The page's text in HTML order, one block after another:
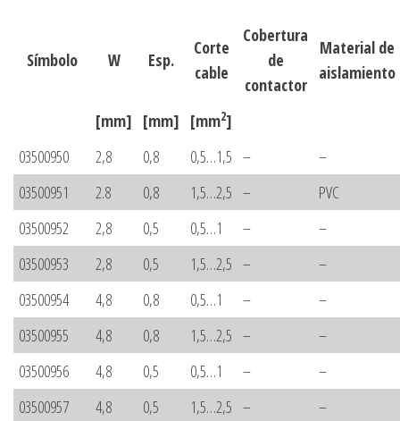
Símbolo W Esp.
Corte
cable
Cobertura
de
contactor
Material de
aislamiento
[mm] [mm] [mm2]
03500950
2,8 0,8 0,5…1,5 –
–
03500951
2.8 0,8 1,5…2,5 –
PVC
03500952
2,8 0,5 0,5…1 –
–
03500953
2,8 0,5 1,5…2,5 –
–
03500954
4,8 0,8 0,5…1 –
–
03500955
4,8 0,8 1,5…2,5 –
–
03500956
4,8 0,5 0,5…1 –
–
03500957
4,8 0,5 1,5…2,5 –
–